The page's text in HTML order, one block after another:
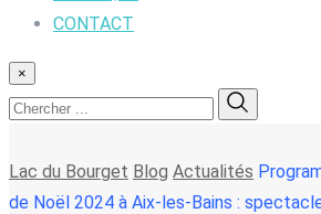
CONTACT
×
Lac du Bourget Blog Actualités
de Noël 2024 à Aix-les-Bains :